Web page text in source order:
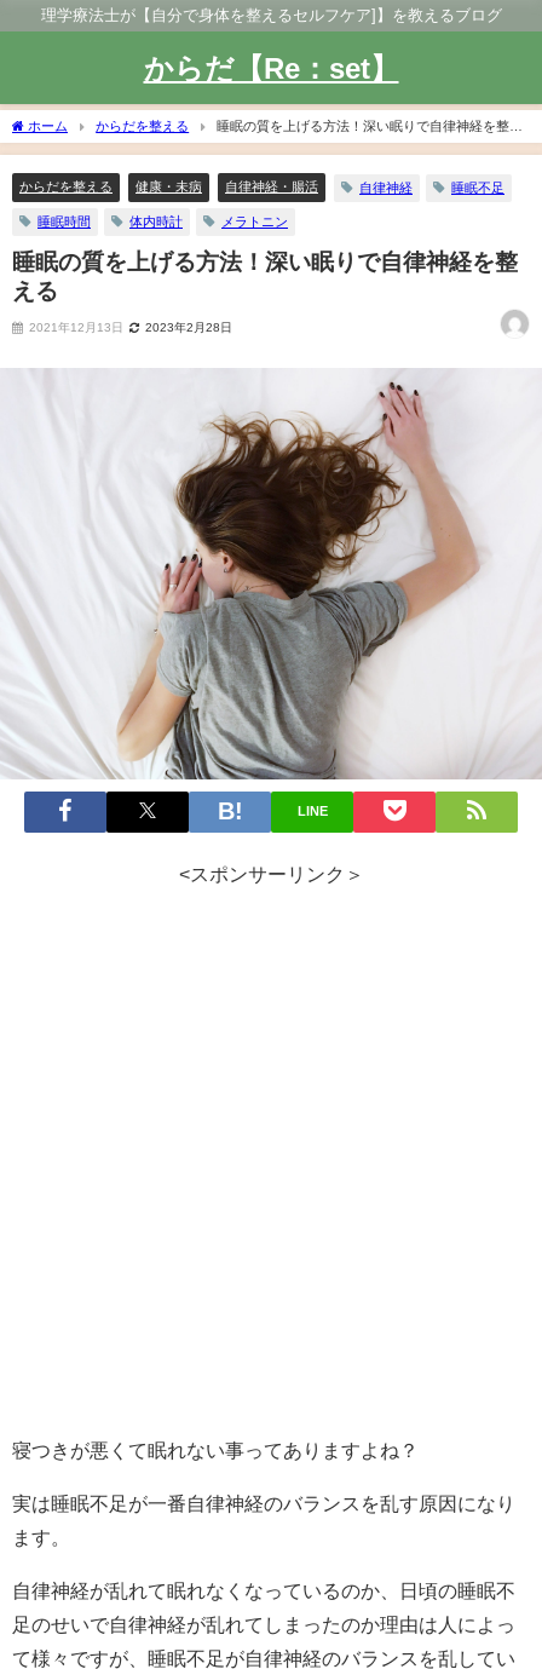
理学療法士が【自分で身体を整えるセルフケア]】を教えるブログ
からだ【Re：set】
ホーム からだを整える
睡眠の質を上げる方法！深い眠りで自律神経を整え
る
からだを整える 健康・未病 自律神経・腸活 自律神経 睡眠不足
睡眠時間 体内時計 メラトニン
睡眠の質を上げる方法！深い眠りで自律神経を整
える
2021年12月13日 2023年2月28日
LINE
<スポンサーリンク＞
寝つきが悪くて眠れない事ってありますよね？
実は睡眠不足が一番自律神経のバランスを乱す原因になり
ます。
自律神経が乱れて眠れなくなっているのか、日頃の睡眠不
足のせいで自律神経が乱れてしまったのか理由は人によっ
て様々ですが、睡眠不足が自律神経のバランスを乱してい